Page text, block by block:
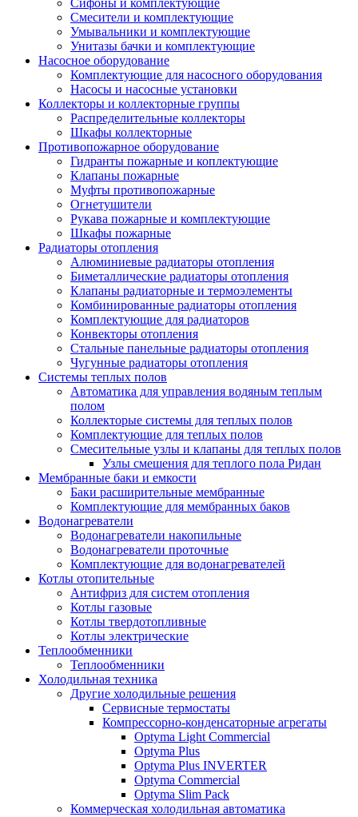
Сифоны и комплектующие
Смесители и комплектующие
Умывальники и комплектующие
Унитазы бачки и комплектующие
Насосное оборудование
Комплектующие для насосного оборудования
Насосы и насосные установки
Коллекторы и коллекторные группы
Распределительные коллекторы
Шкафы коллекторные
Противопожарное оборудование
Гидранты пожарные и коплектующие
Клапаны пожарные
Муфты противопожарные
Огнетушители
Рукава пожарные и комплектующие
Шкафы пожарные
Радиаторы отопления
Алюминиевые радиаторы отопления
Биметаллические радиаторы отопления
Клапаны радиаторные и термоэлементы
Комбинированные радиаторы отопления
Комплектующие для радиаторов
Конвекторы отопления
Стальные панельные радиаторы отопления
Чугунные радиаторы отопления
Системы теплых полов
Автоматика для управления водяным теплым
полом
Коллекторые системы для теплых полов
Комплектующие для теплых полов
Смесительные узлы и клапаны для теплых полов
Узлы смешения для теплого пола Ридан
Мембранные баки и емкости
Баки расширительные мембранные
Комплектующие для мембранных баков
Водонагреватели
Водонагреватели накопильные
Водонагреватели проточные
Комплектующие для водонагревателей
Котлы отопительные
Антифриз для систем отопления
Котлы газовые
Котлы твердотопливные
Котлы электрические
Теплообменники
Теплообменники
Холодильная техника
Другие холодильные решения
Сервисные термостаты
Компрессорно-конденсаторные агрегаты
Optyma Light Commercial
Optyma Plus
Optyma Plus INVERTER
Optyma Commercial
Optyma Slim Pack
Коммерческая холодильная автоматика